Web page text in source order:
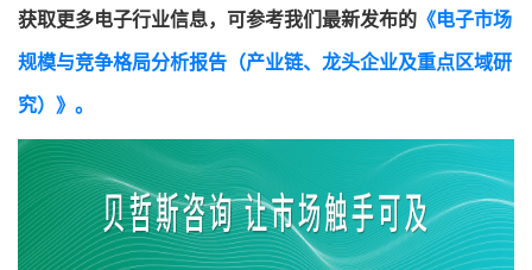
获取更多电子行业信息，可参考我们最新发布的 《电子市场
规模与竞争格局分析报告（产业链、龙头企业及重点区域研
究）》。